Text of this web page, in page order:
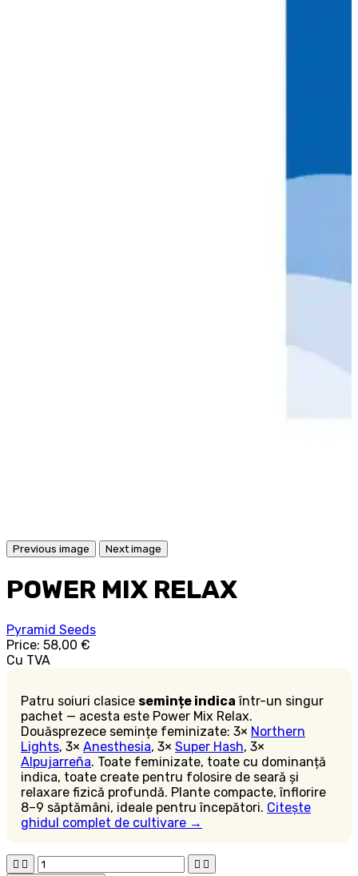
Previous image Next image
POWER MIX RELAX
Pyramid Seeds
Price: 58,00 €
Cu TVA
Patru soiuri clasice semințe indica într-un singur
pachet — acesta este Power Mix Relax.
Douăsprezece semințe feminizate: 3× Northern
Lights, 3× Anesthesia, 3× Super Hash, 3×
Alpujarreña. Toate feminizate, toate cu dominanță
indica, toate create pentru folosire de seară și
relaxare fizică profundă. Plante compacte, înflorire
8–9 săptămâni, ideale pentru începători. Citește
ghidul complet de cultivare →
   